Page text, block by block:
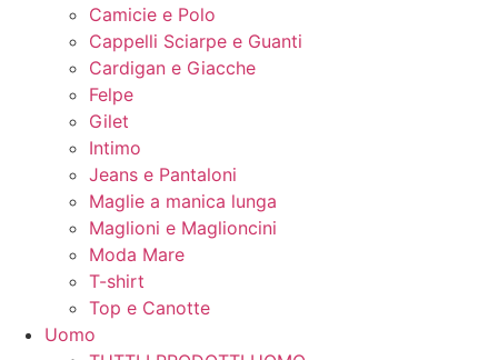
Camicie e Polo
Cappelli Sciarpe e Guanti
Cardigan e Giacche
Felpe
Gilet
Intimo
Jeans e Pantaloni
Maglie a manica lunga
Maglioni e Maglioncini
Moda Mare
T-shirt
Top e Canotte
Uomo